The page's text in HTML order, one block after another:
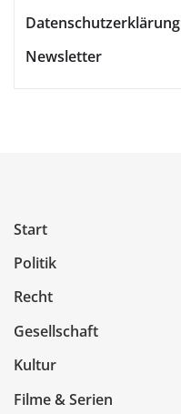
Datenschutzerklärung
Newsletter
Start
Politik
Recht
Gesellschaft
Kultur
Filme & Serien